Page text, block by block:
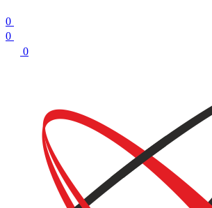
0
0
0